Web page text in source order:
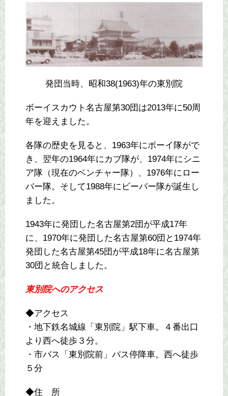
発団当時、昭和38(1963)年の東別院
ボーイスカウト名古屋第30団は2013年に50周
年を迎えました。
各隊の歴史を見ると、1963年にボーイ隊がで
き、翌年の1964年にカブ隊が、1974年にシニ
ア隊（現在のベンチャー隊）、1976年にロー
バー隊。そして1988年にビーバー隊が誕生し
ました。
1943年に発団した名古屋第2団が平成17年
に、1970年に発団した名古屋第60団と1974年
発団した名古屋第45団が平成18年に名古屋第
30団と統合しました。
東別院へのアクセス
◆アクセス
・地下鉄名城線「東別院」駅下車。４番出口
より西へ徒歩３分。
・市バス「東別院前」バス停降車。西へ徒歩
５分
◆住 所